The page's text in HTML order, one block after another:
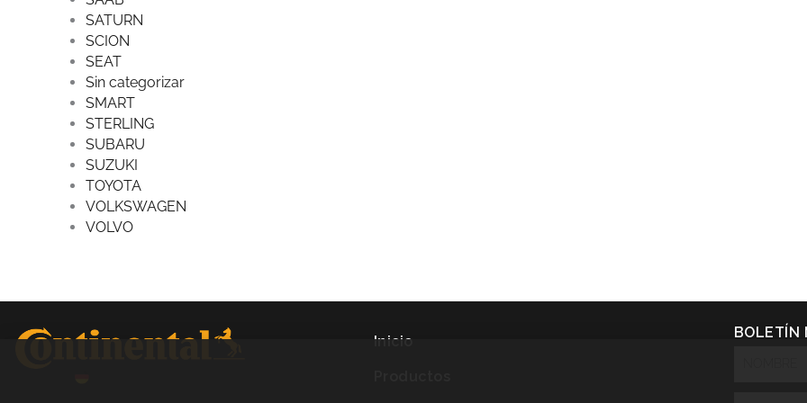
SATURN
SCION
SEAT
Sin categorizar
SMART
STERLING
SUBARU
SUZUKI
TOYOTA
VOLKSWAGEN
VOLVO
Inicio
BOLETÍN